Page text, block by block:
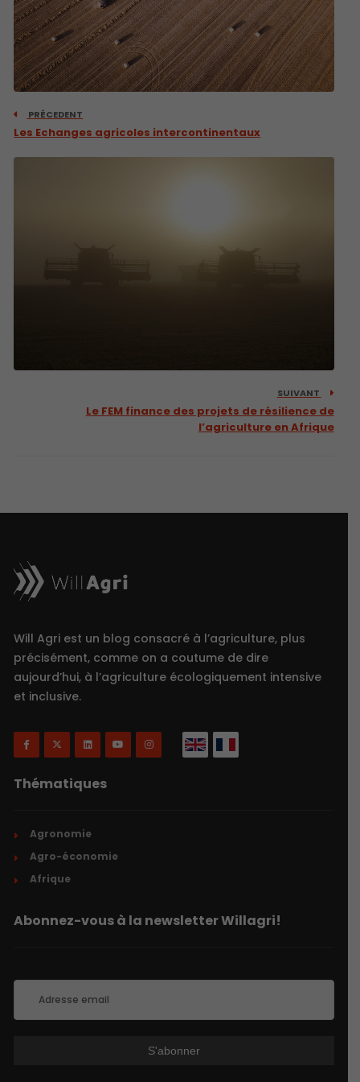
PRÉCEDENT
Les Echanges agricoles intercontinentaux
SUIVANT
Le FEM finance des projets de résilience de
l’agriculture en Afrique
Will Agri est un blog consacré à l’agriculture, plus
précisément, comme on a coutume de dire
aujourd’hui, à l’agriculture écologiquement intensive
et inclusive.
Thématiques
Agronomie
Agro-économie
Afrique
Abonnez-vous à la newsletter Willagri!